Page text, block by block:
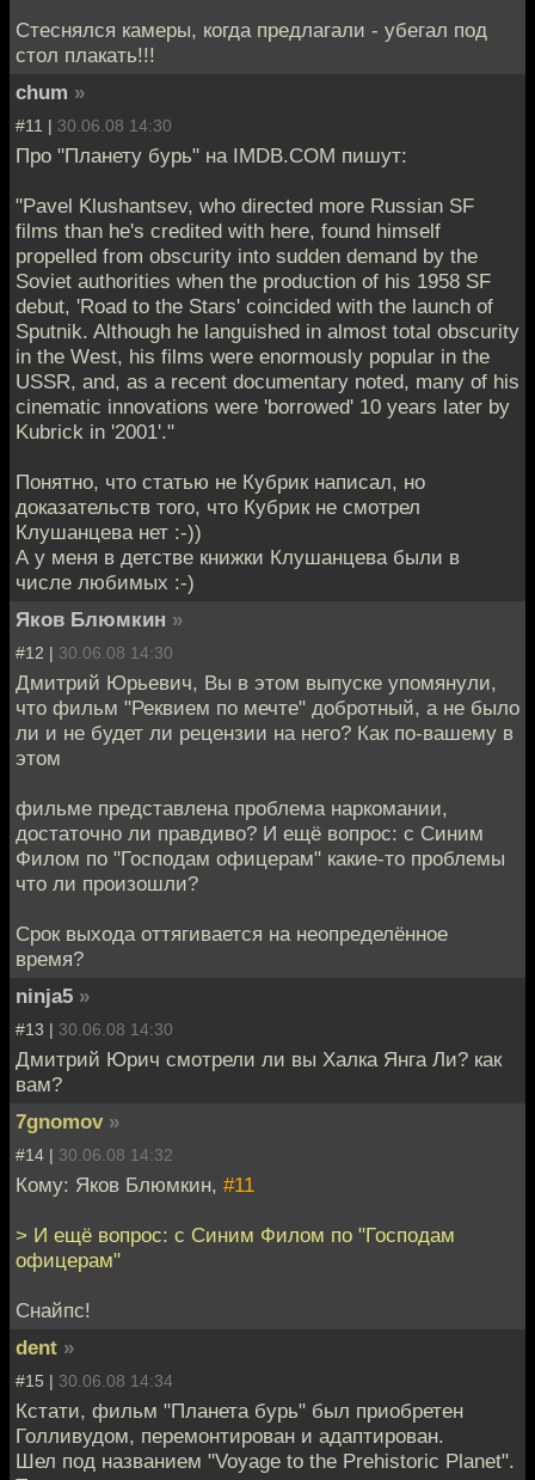
Стеснялся камеры, когда предлагали - убегал под
стол плакать!!!
chum »
#11 | 30.06.08 14:30
Про "Планету бурь" на IMDB.COM пишут:
"Pavel Klushantsev, who directed more Russian SF
films than he's credited with here, found himself
propelled from obscurity into sudden demand by the
Soviet authorities when the production of his 1958 SF
debut, 'Road to the Stars' coincided with the launch of
Sputnik. Although he languished in almost total obscurity
in the West, his films were enormously popular in the
USSR, and, as a recent documentary noted, many of his
cinematic innovations were 'borrowed' 10 years later by
Kubrick in '2001'."
Понятно, что статью не Кубрик написал, но
доказательств того, что Кубрик не смотрел
Клушанцева нет :-))
А у меня в детстве книжки Клушанцева были в
числе любимых :-)
Яков Блюмкин »
#12 | 30.06.08 14:30
Дмитрий Юрьевич, Вы в этом выпуске упомянули,
что фильм "Реквием по мечте" добротный, а не было
ли и не будет ли рецензии на него? Как по-вашему в
этом
фильме представлена проблема наркомании,
достаточно ли правдиво? И ещё вопрос: с Синим
Филом по "Господам офицерам" какие-то проблемы
что ли произошли?
Срок выхода оттягивается на неопределённое
время?
ninja5 »
#13 | 30.06.08 14:30
Дмитрий Юрич смотрели ли вы Халка Янга Ли? как
вам?
7gnomov »
#14 | 30.06.08 14:32
Кому: Яков Блюмкин, #11
> И ещё вопрос: с Синим Филом по "Господам
офицерам"
Снайпс!
dent »
#15 | 30.06.08 14:34
Кстати, фильм "Планета бурь" был приобретен
Голливудом, перемонтирован и адаптирован.
Шел под названием "Voyage to the Prehistoric Planet".